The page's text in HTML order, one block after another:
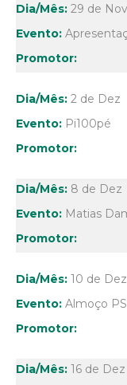
29 de Nov
2 de Dez
Pi100pé
8 de Dez
Matias
10 de Dez
Almoço
16 de Dez